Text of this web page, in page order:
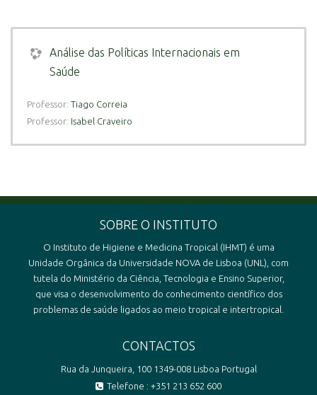
Análise das Políticas Internacionais em
Saúde
Professor: Tiago Correia
Professor: Isabel Craveiro
SOBRE O INSTITUTO
O Instituto de Higiene e Medicina Tropical (IHMT) é uma
Unidade Orgânica da Universidade NOVA de Lisboa (UNL), com
tutela do Ministério da Ciência, Tecnologia e Ensino Superior,
que visa o desenvolvimento do conhecimento científico dos
problemas de saúde ligados ao meio tropical e intertropical.
CONTACTOS
Rua da Junqueira, 100 1349-008 Lisboa Portugal
Telefone : +351 213 652 600